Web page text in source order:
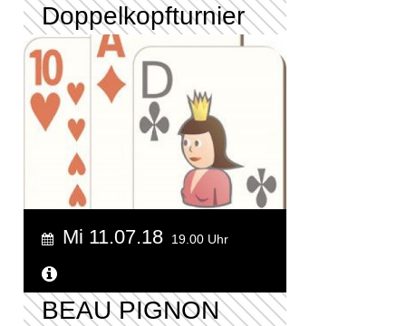
Doppelkopfturnier
Mi 11.07.18 19.00 Uhr
BEAU PIGNON